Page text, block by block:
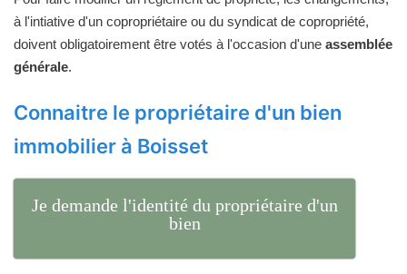
à l'intiative d'un copropriétaire ou du syndicat de copropriété,
doivent obligatoirement être votés à l'occasion d'une assemblée
générale.
Connaitre le propriétaire d'un bien
immobilier à Boisset
Je demande l'identité du propriétaire d'un
bien